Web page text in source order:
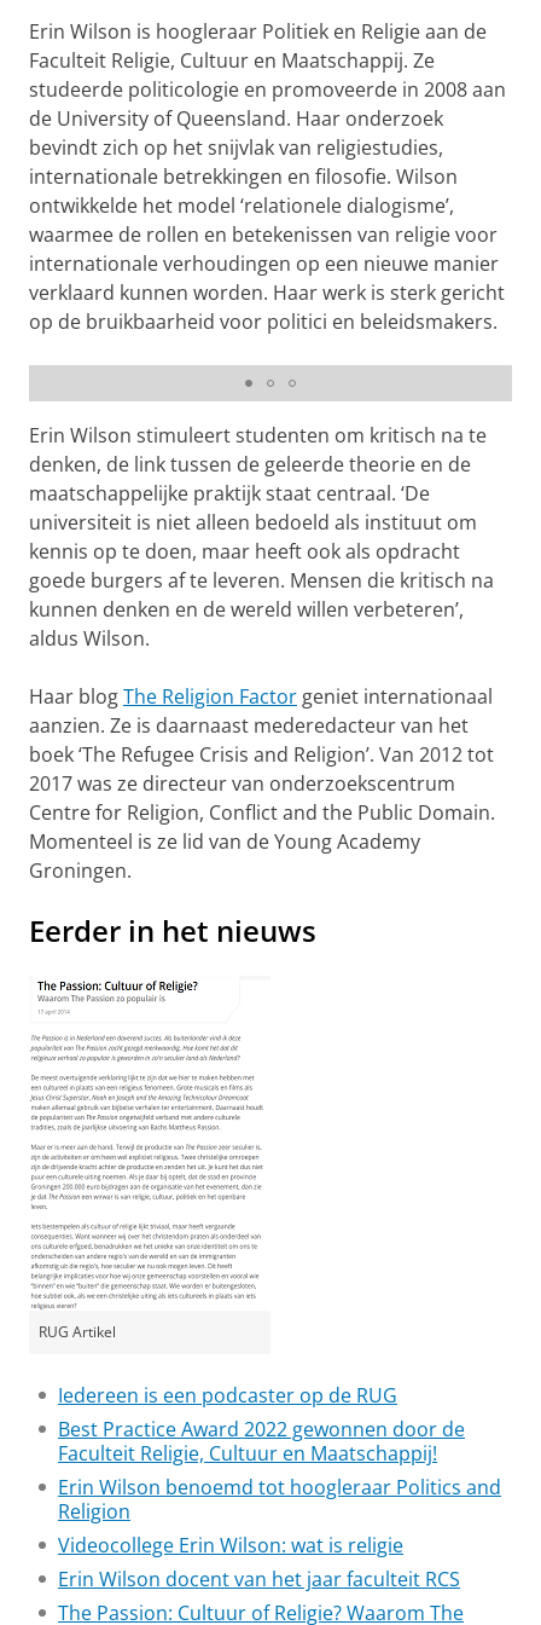
Erin Wilson is hoogleraar Politiek en Religie aan de
Faculteit Religie, Cultuur en Maatschappij. Ze
studeerde politicologie en promoveerde in 2008 aan
de University of Queensland. Haar onderzoek
bevindt zich op het snijvlak van religiestudies,
internationale betrekkingen en filosofie. Wilson
ontwikkelde het model ‘relationele dialogisme’,
waarmee de rollen en betekenissen van religie voor
internationale verhoudingen op een nieuwe manier
verklaard kunnen worden. Haar werk is sterk gericht
op de bruikbaarheid voor politici en beleidsmakers.
Erin Wilson stimuleert studenten om kritisch na te
denken, de link tussen de geleerde theorie en de
maatschappelijke praktijk staat centraal. ‘De
universiteit is niet alleen bedoeld als instituut om
kennis op te doen, maar heeft ook als opdracht
goede burgers af te leveren. Mensen die kritisch na
kunnen denken en de wereld willen verbeteren’,
aldus Wilson.
Haar blogThe Religion Factor geniet internationaal
aanzien. Ze is daarnaast mederedacteur van het
boek ‘The Refugee Crisis and Religion’. Van 2012 tot
2017 was ze directeur van onderzoekscentrum
Centre for Religion, Conflict and the Public Domain.
Momenteel is ze lid van de Young Academy
Groningen.
Eerder in het nieuws
RUG Artikel
Iedereen is een podcaster op de RUG
Best Practice Award 2022 gewonnen door de
Faculteit Religie, Cultuur en Maatschappij!
Erin Wilson benoemd tot hoogleraar Politics and
Religion
Videocollege Erin Wilson: wat is religie
Erin Wilson docent van het jaar faculteit RCS
The Passion: Cultuur of Religie? Waarom The